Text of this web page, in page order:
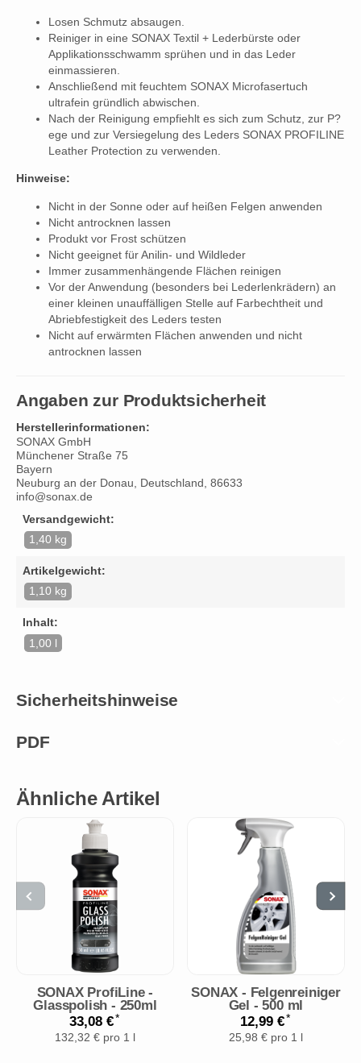
Losen Schmutz absaugen.
Reiniger in eine SONAX Textil + Lederbürste oder
Applikationsschwamm sprühen und in das Leder
einmassieren.
Anschließend mit feuchtem SONAX Microfasertuch
ultrafein gründlich abwischen.
Nach der Reinigung empfiehlt es sich zum Schutz, zur P?
ege und zur Versiegelung des Leders SONAX PROFILINE
Leather Protection zu verwenden.
Hinweise:
Nicht in der Sonne oder auf heißen Felgen anwenden
Nicht antrocknen lassen
Produkt vor Frost schützen
Nicht geeignet für Anilin- und Wildleder
Immer zusammenhängende Flächen reinigen
Vor der Anwendung (besonders bei Lederlenkrädern) an
einer kleinen unauffälligen Stelle auf Farbechtheit und
Abriebfestigkeit des Leders testen
Nicht auf erwärmten Flächen anwenden und nicht
antrocknen lassen
Angaben zur Produktsicherheit
Herstellerinformationen:
SONAX GmbH
Münchener Straße 75
Bayern
Neuburg an der Donau, Deutschland, 86633
info@sonax.de
Versandgewicht:
1,40 kg
Artikelgewicht:
1,10 kg
Inhalt:
1,00 l
Sicherheitshinweise
PDF
Ähnliche Artikel
SONAX ProfiLine -
Glasspolish - 250ml
33,08 €*
132,32 € pro 1 l
SONAX - Felgenreiniger
Gel - 500 ml
12,99 €*
25,98 € pro 1 l